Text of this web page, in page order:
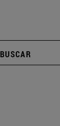
BUSCAR